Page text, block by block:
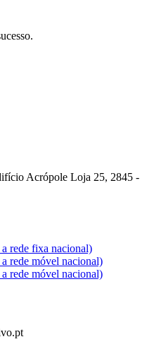
Acrópole Loja 25, 2845 -
rede fixa nacional)
rede móvel nacional)
rede móvel nacional)